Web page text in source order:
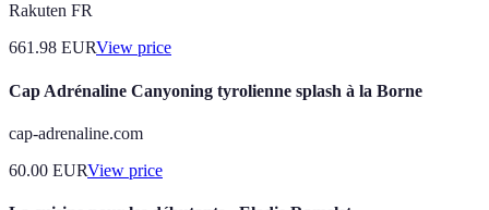
Rakuten FR
661.98 EURView price
Cap Adrénaline Canyoning tyrolienne splash à la Borne
cap-adrenaline.com
60.00 EURView price